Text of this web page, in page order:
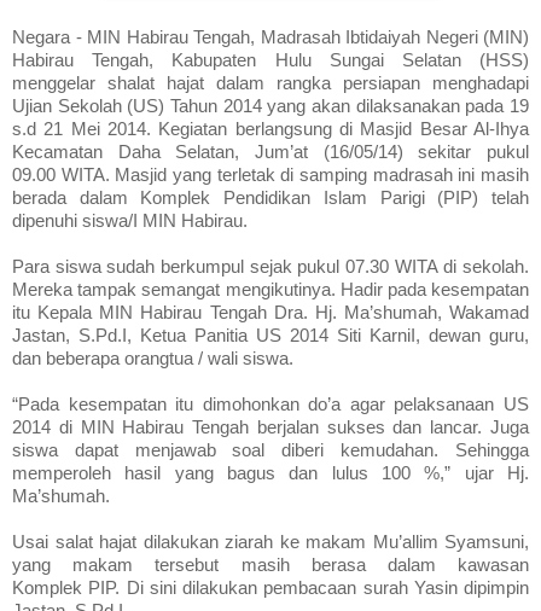
Negara - MIN Habirau Tengah, Madrasah Ibtidaiyah Negeri (MIN)
Habirau Tengah, Kabupaten Hulu Sungai Selatan (HSS)
menggelar shalat hajat dalam rangka persiapan menghadapi
Ujian Sekolah (US) Tahun 2014 yang akan dilaksanakan pada 19
s.d 21 Mei 2014. Kegiatan berlangsung di Masjid Besar Al-Ihya
Kecamatan Daha Selatan, Jum’at (16/05/14) sekitar pukul
09.00 WITA. Masjid yang terletak di samping madrasah ini masih
berada dalam Komplek Pendidikan Islam Parigi (PIP) telah
dipenuhi siswa/I MIN Habirau.
Para siswa sudah berkumpul sejak pukul 07.30 WITAdi sekolah.
Mereka tampak semangat mengikutinya. Hadir pada kesempatan
itu Kepala MIN Habirau Tengah Dra. Hj. Ma’shumah, Wakamad
Jastan, S.Pd.I, Ketua Panitia US 2014 Siti KarniI, dewan guru,
dan beberapa orangtua / wali siswa.
“Pada kesempatan itu dimohonkan do’a agar pelaksanaan US
2014 di MIN Habirau Tengah berjalan sukses dan lancar. Juga
siswa dapat menjawab soal diberi kemudahan. Sehingga
memperoleh hasil yang bagus dan lulus 100 %,” ujar Hj.
Ma’shumah.
Usai salat hajat dilakukan ziarah ke makam Mu’allim Syamsuni,
yang makam tersebut masih berasa dalam kawasan
Komplek PIP. Di sini dilakukan pembacaan surah Yasin dipimpin